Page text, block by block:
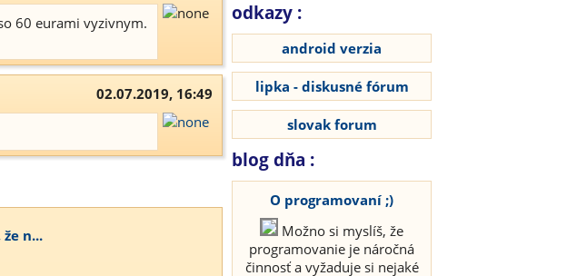
60 eurami vyzivnym.
02.07.2019, 16:49
n...
odkazy :
android verzia
lipka - diskusné fórum
slovak forum
blog dňa :
O programovaní ;)
Možno si myslíš, že
programovanie je náročná
činnosť a vyžaduje si nejaké